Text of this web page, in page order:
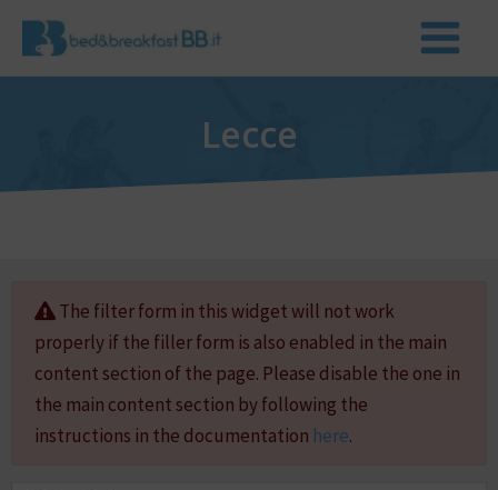
Lecce
The filter form in this widget will not work
properly if the filler form is also enabled in the main
content section of the page. Please disable the one in
the main content section by following the
instructions in the documentation here.